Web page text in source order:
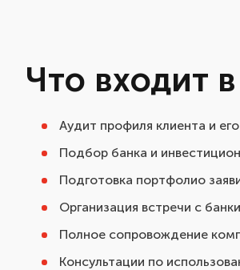
Что входит
Аудит профиля клиента и
Подбор банка и
Подготовка портфолио
Организация встречи с
Полное сопровождение
Консультации по